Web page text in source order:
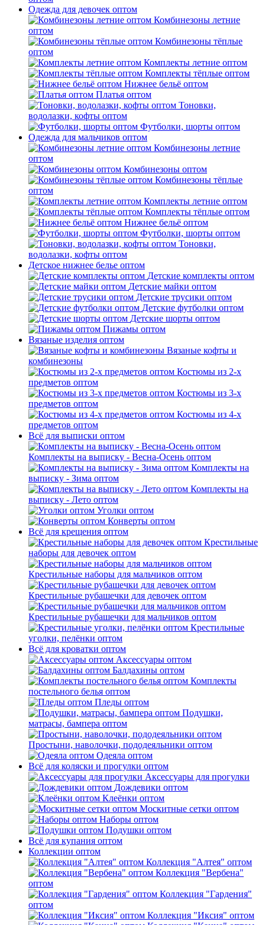
Одежда для девочек оптом
Комбинезоны летние
оптом
Комбинезоны тёплые
оптом
Комплекты летние оптом
Комплекты тёплые оптом
Нижнее бельё оптом
Платья оптом
Тоновки,
водолазки, кофты оптом
Футболки, шорты оптом
Одежда для мальчиков оптом
Комбинезоны летние
оптом
Комбинезоны оптом
Комбинезоны тёплые
оптом
Комплекты летние оптом
Комплекты тёплые оптом
Нижнее бельё оптом
Футболки, шорты оптом
Тоновки,
водолазки, кофты оптом
Детское нижнее белье оптом
Детские комплекты оптом
Детские майки оптом
Детские трусики оптом
Детские футболки оптом
Детские шорты оптом
Пижамы оптом
Вязаные изделия оптом
Вязаные кофты и
комбинезоны
Костюмы из 2-х
предметов оптом
Костюмы из 3-х
предметов оптом
Костюмы из 4-х
предметов оптом
Всё для выписки оптом
Комплекты на выписку - Весна-Осень оптом
Комплекты на
выписку - Зима оптом
Комплекты на
выписку - Лето оптом
Уголки оптом
Конверты оптом
Всё для крещения оптом
Крестильные
наборы для девочек оптом
Крестильные наборы для мальчиков оптом
Крестильные рубашечки для девочек оптом
Крестильные рубашечки для мальчиков оптом
Крестильные
уголки, пелёнки оптом
Всё для кроватки оптом
Аксессуары оптом
Балдахины оптом
Комплекты
постельного белья оптом
Пледы оптом
Подушки,
матрасы, бампера оптом
Простыни, наволочки, пододеяльники оптом
Одеяла оптом
Всё для коляски и прогулки оптом
Аксессуары для прогулки
Дождевики оптом
Клеёнки оптом
Москитные сетки оптом
Наборы оптом
Подушки оптом
Всё для купания оптом
Коллекции оптом
Коллекция "Алтея" оптом
Коллекция "Вербена"
оптом
Коллекция "Гардения"
оптом
Коллекция "Иксия" оптом